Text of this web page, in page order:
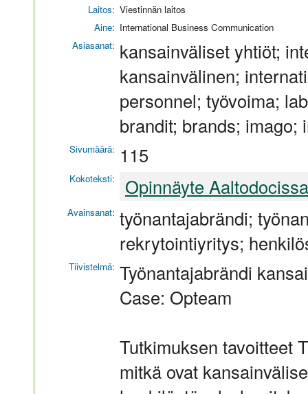
Laitos: Viestinnän laitos
Aine: International Business Communication
Asiasanat: kansainväliset yhtiöt;
kansainvälinen;
personnel; työvoima;
brandit; brands; imago;
Sivumäärä: 115
Kokoteksti: Opinnäyte Aaltodocissa
Avainsanat: työnantajabrändi;
rekrytointiyritys;
Tiivistelmä: Työnantajabrändi
Case: Opteam
Tutkimuksen tavoitteet
mitkä ovat